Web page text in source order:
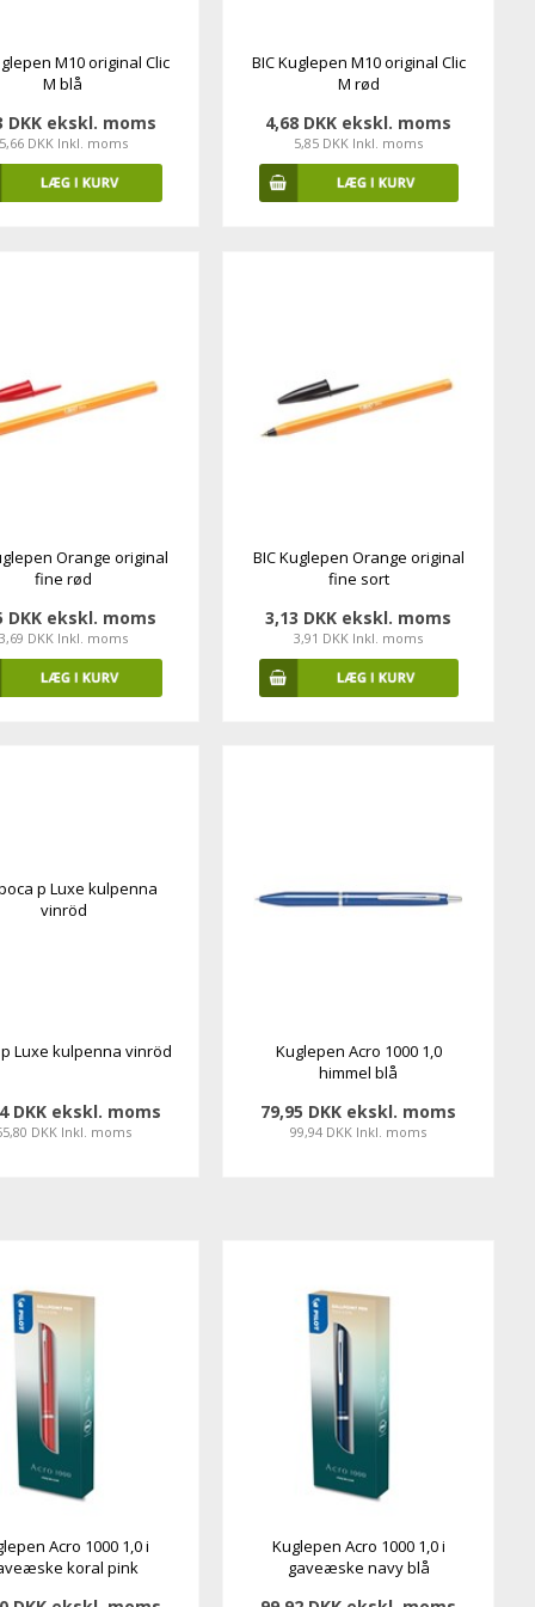
M10 original Clic
M blå
DKK ekskl. moms
DKK Inkl. moms
BIC Kuglepen M10 original Clic
M rød
4,68 DKK ekskl. moms
5,85 DKK Inkl. moms
Orange original
fine rød
DKK ekskl. moms
DKK Inkl. moms
BIC Kuglepen Orange original
fine sort
3,13 DKK ekskl. moms
3,91 DKK Inkl. moms
Luxe kulpenna vinröd
DKK ekskl. moms
DKK Inkl. moms
Kuglepen Acro 1000 1,0
himmel blå
79,95 DKK ekskl. moms
99,94 DKK Inkl. moms
Acro 1000 1,0 i
koral pink
Kuglepen Acro 1000 1,0 i
gaveæske navy blå